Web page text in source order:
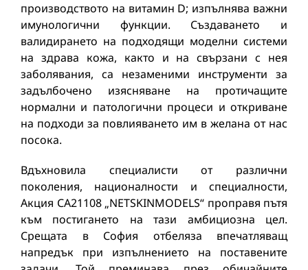
производството на витамин D; изпълнява важни
имунологични функции. Създаването и
валидирането на подходящи моделни системи
на здрава кожа, както и на свързани с нея
заболявания, са незаменими инструменти за
задълбочено изясняване на протичащите
нормални и патологични процеси и откриване
на подходи за повлияването им в желана от нас
посока.
Вдъхновила специалисти от различни
поколения, националности и специалности,
Акция СА21108 „NETSKINMODELS“ проправя пътя
към постигането на тази амбициозна цел.
Срещата в София отбеляза впечатляващ
напредък при изпълнението на поставените